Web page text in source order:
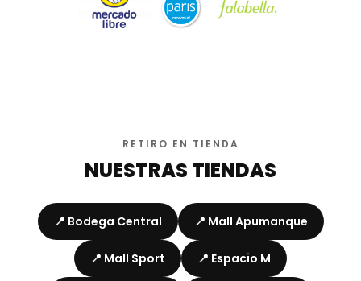
RETIRO EN TIENDA
NUESTRAS TIENDAS
📍 Bodega Central 📍 Mall Apumanque
📍 Mall Sport 📍 Espacio M